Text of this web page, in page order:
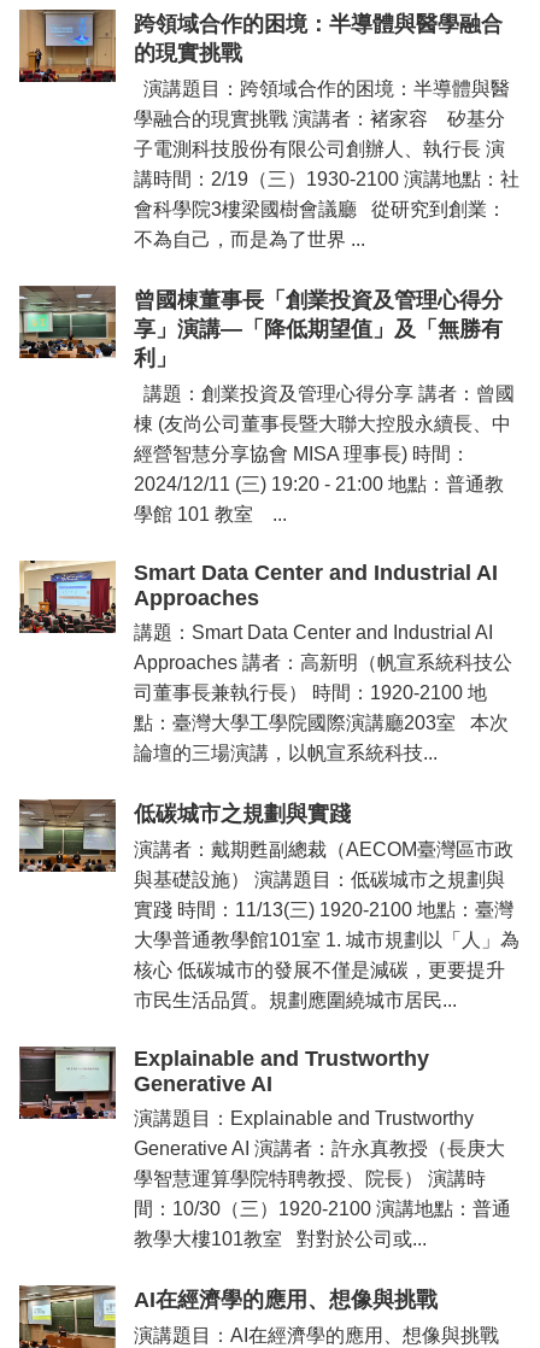
跨領域合作的困境：半導體與醫學融合
的現實挑戰
演講題目：跨領域合作的困境：半導體與醫
學融合的現實挑戰 演講者：褚家容 矽基分
子電測科技股份有限公司創辦人、執行長 演
講時間：2/19（三）1930-2100 演講地點：社
會科學院3樓梁國樹會議廳 從研究到創業：
不為自己，而是為了世界 ...
曾國棟董事長「創業投資及管理心得分
享」演講—「降低期望值」及「無勝有
利」
講題：創業投資及管理心得分享 講者：曾國
棟 (友尚公司董事長暨大聯大控股永續長、中
經營智慧分享協會 MISA 理事長) 時間：
2024/12/11 (三) 19:20 - 21:00 地點：普通教
學館 101 教室 ...
Smart Data Center and Industrial AI
Approaches
講題：Smart Data Center and Industrial AI
Approaches 講者：高新明（帆宣系統科技公
司董事長兼執行長） 時間：1920-2100 地
點：臺灣大學工學院國際演講廳203室 本次
論壇的三場演講，以帆宣系統科技...
低碳城市之規劃與實踐
演講者：戴期甦副總裁（AECOM臺灣區市政
與基礎設施） 演講題目：低碳城市之規劃與
實踐 時間：11/13(三) 1920-2100 地點：臺灣
大學普通教學館101室 1. 城市規劃以「人」為
核心 低碳城市的發展不僅是減碳，更要提升
市民生活品質。規劃應圍繞城市居民...
Explainable and Trustworthy
Generative AI
演講題目：Explainable and Trustworthy
Generative AI 演講者：許永真教授（長庚大
學智慧運算學院特聘教授、院長） 演講時
間：10/30（三）1920-2100 演講地點：普通
教學大樓101教室 對對於公司或...
AI在經濟學的應用、想像與挑戰
演講題目：AI在經濟學的應用、想像與挑戰